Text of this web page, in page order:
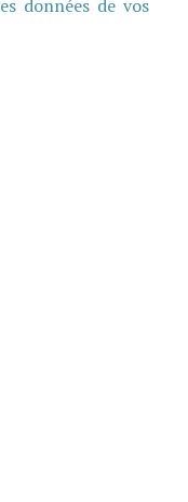
données de vos